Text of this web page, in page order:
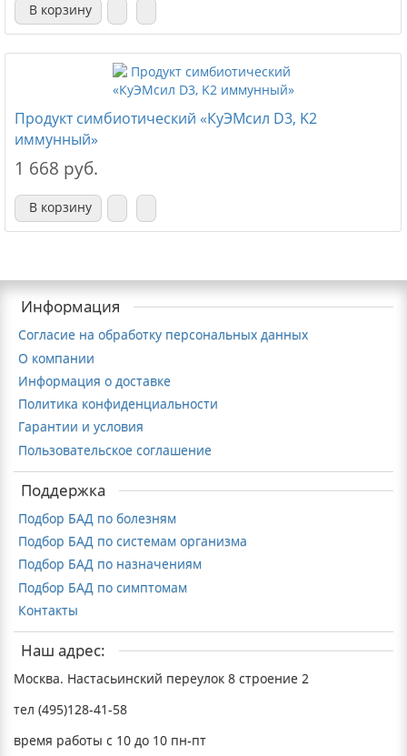
В корзину
Продукт симбиотический «КуЭМсил D3, K2
иммунный»
1 668 руб.
В корзину
Информация
Согласие на обработку персональных данных
О компании
Информация о доставке
Политика конфиденциальности
Гарантии и условия
Пользовательское соглашение
Поддержка
Подбор БАД по болезням
Подбор БАД по системам организма
Подбор БАД по назначениям
Подбор БАД по симптомам
Контакты
Наш адрес:
Москва. Настасьинский переулок 8 строение 2
тел (495)128-41-58
время работы с 10 до 10 пн-пт